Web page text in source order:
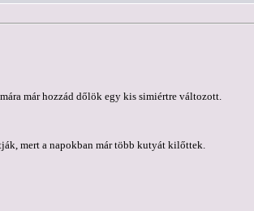
már hozzád dőlök egy kis simiértre változott.
mert a napokban már több kutyát kilőttek.